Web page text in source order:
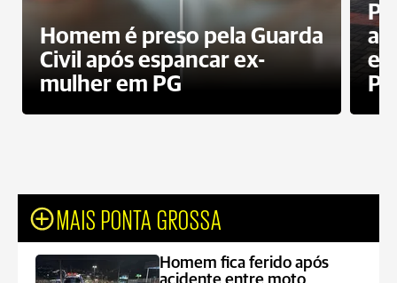
Homem é preso pela Guarda
Civil após espancar ex-
mulher em PG
MAIS PONTA GROSSA
Homem fica ferido após